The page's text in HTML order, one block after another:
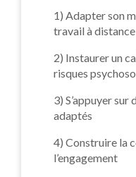
1) Adapter son
travail à distance
2) Instaurer un
risques
3) S’appuyer
adaptés
4) Construire la
l’engagement